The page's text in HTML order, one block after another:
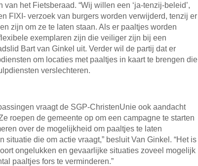
van het Fietsberaad. “Wij willen een ‘ja-tenzij-beleid’,
FIXI- verzoek van burgers worden verwijderd, tenzij er
zijn om ze te laten staan. Als er paaltjes worden
exemplaren zijn die veiliger zijn bij een
Bart van Ginkel uit. Verder wil de partij dat er
om locaties met paaltjes in kaart te brengen die
verslechteren.
vraagt de SGP-ChristenUnie ook aandacht
roepen de gemeente op om een campagne te starten
over de mogelijkheid om paaltjes te laten
situatie die om actie vraagt,” besluit Van Ginkel. “Het is
ongelukken en gevaarlijke situaties zoveel mogelijk
paaltjes fors te verminderen.”